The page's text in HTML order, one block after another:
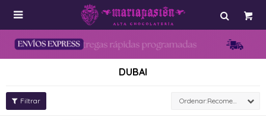

DUBAI
Recomendados